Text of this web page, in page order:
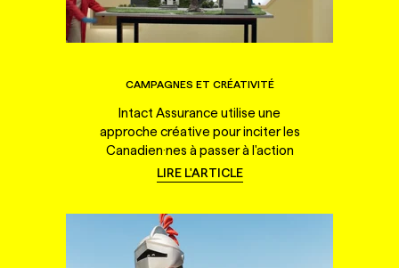
CAMPAGNES ET CRÉATIVITÉ
Intact Assurance utilise une
approche créative pour inciter les
Canadien·nes à passer à l'action
LIRE L'ARTICLE